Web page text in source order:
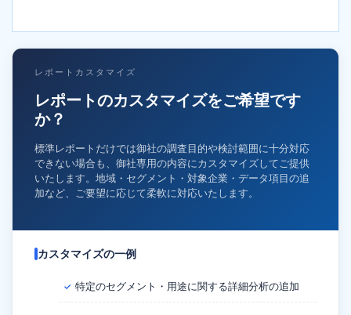
レポートカスタマイズ
レポートのカスタマイズをご希望です
か？
標準レポートだけでは御社の調査目的や検討範囲に十分対応
できない場合も、御社専用の内容にカスタマイズしてご提供
いたします。地域・セグメント・対象企業・データ項目の追
加など、ご要望に応じて柔軟に対応いたします。
カスタマイズの一例
✓ 特定のセグメント・用途に関する詳細分析の追加